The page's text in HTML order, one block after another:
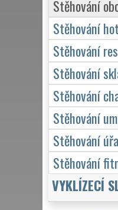
Stěhování
Stěhování
Stěhování
Stěhování
Stěhování
Stěhování
Stěhování
Stěhování
VYKLÍZECÍ